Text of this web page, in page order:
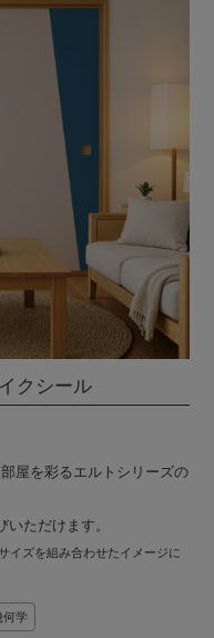
クシール
屋を彩るエルトシリーズの
ただけます。
イズを組み合わせたイメージに
何学